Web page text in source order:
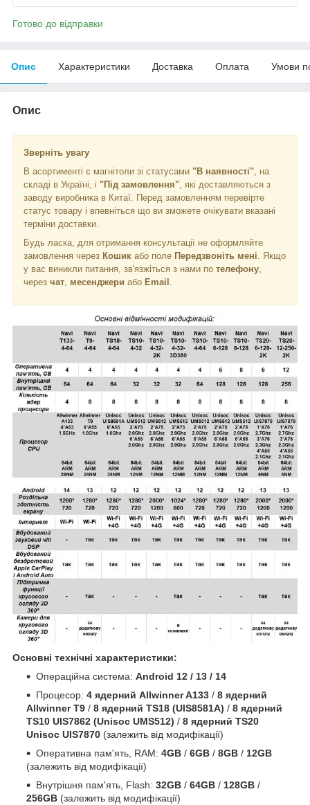
Готово до відправки
Опис Характеристики Доставка Оплата Умови
Опис
Зверніть увагу
В асортименті є магнітоли зі статусами "В наявності" , на
складі в Україні, і "Під замовлення" , які доставляються з
заводу виробника в Китаї. Перед замовленням перевірте
статус товару і впевніться що ви зможете очікувати вказані
терміни доставки.
Будь ласка, для отримання консультації не оформляйте
замовлення через Кошик або поле Передзвоніть мені . Якщо
у вас виникли питання, зв'язжіться з нами по телефону
через чат месенджери або Email
Основні технічні характеристики:
Операційна система: Android 12 / 13 / 14
Процесор: 4 ядерний Allwinner A133 / 8 ядерний
Allwinner T9 / 8 ядерний TS18 (UIS8581A) / 8 ядерний
TS10 UIS7862 (Unisoc UMS512) / 8 ядерний TS20
Unisoc UIS7870 (залежить від модифікації)
Оперативна пам'ять, RAM: 4GB / 6GB / 8GB / 12GB
(залежить від модифікації)
Внутрішня пам'ять, Flash: 32GB / 64GB / 128GB /
256GB (залежить від модифікації)